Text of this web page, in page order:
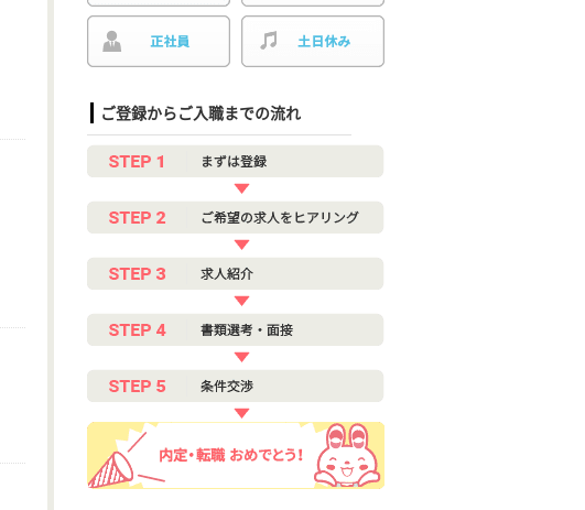
ご登録からご入職までの流れ